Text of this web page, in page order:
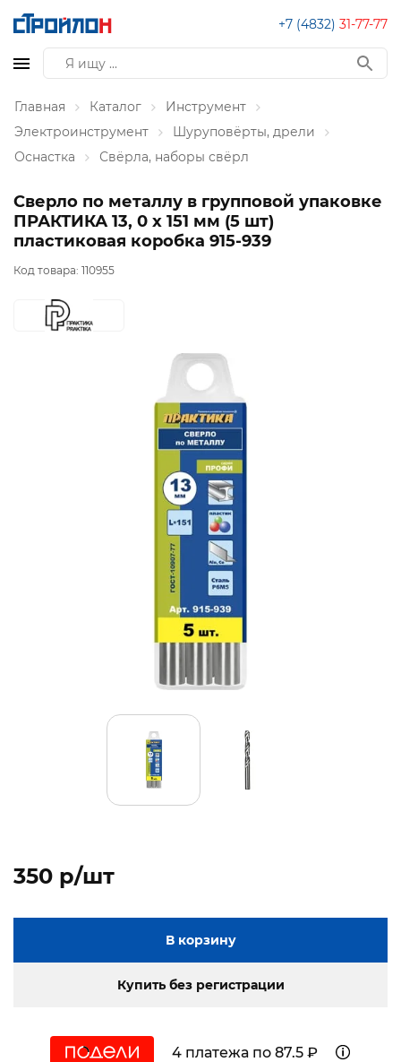
+7 (4832) 31-77-77
Главная Каталог
Инструмент
Электроинструмент
Шуруповёрты, дрели
Оснастка
Свёрла, наборы свёрл
Сверло по металлу в групповой упаковке
ПРАКТИКА 13, 0 x 151 мм (5 шт)
пластиковая коробка 915-939
Код товара: 110955
350 p/шт
В корзину
Купить без регистрации
4 платежа по 87.5 ₽